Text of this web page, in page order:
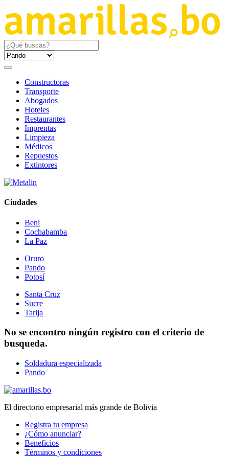
Constructoras
Transporte
Abogados
Hoteles
Restaurantes
Imprentas
Limpieza
Médicos
Repuestos
Extintores
Ciudades
Beni
Cochabamba
La Paz
Oruro
Pando
Potosí
Santa Cruz
Sucre
Tarija
No se encontro ningún registro con el criterio de
busqueda.
Soldadura especializada
Pando
El directorio empresarial más grande de Bolivia
Registra tu empresa
¿Cómo anunciar?
Beneficios
Términos y condiciones